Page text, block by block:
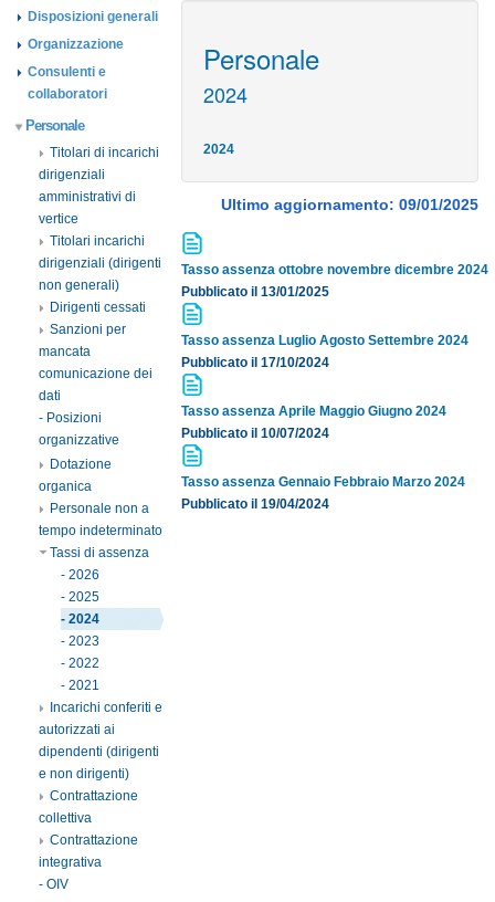
Disposizioni generali
Organizzazione
Consulenti e
collaboratori
Personale
Titolari di incarichi
dirigenziali
amministrativi di
vertice
Titolari incarichi
dirigenziali (dirigenti
non generali)
Dirigenti cessati
Sanzioni per
mancata
comunicazione dei
dati
- Posizioni
organizzative
Dotazione
organica
Personale non a
tempo indeterminato
Tassi di assenza
- 2026
- 2025
- 2024
- 2023
- 2022
- 2021
Incarichi conferiti e
autorizzati ai
dipendenti (dirigenti
e non dirigenti)
Contrattazione
collettiva
Contrattazione
integrativa
- OIV
Personale
2024
2024
Ultimo aggiornamento: 09/01/2025
Tasso assenza ottobre novembre dicembre 2024
Pubblicato il 13/01/2025
Tasso assenza Luglio Agosto Settembre 2024
Pubblicato il 17/10/2024
Tasso assenza Aprile Maggio Giugno 2024
Pubblicato il 10/07/2024
Tasso assenza Gennaio Febbraio Marzo 2024
Pubblicato il 19/04/2024